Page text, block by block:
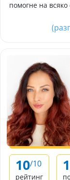
помогне на
10/10
рейтинг